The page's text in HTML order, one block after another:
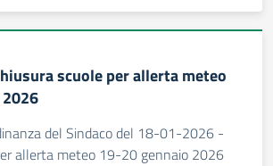
scuole per allerta meteo
del Sindaco del 18-01-2026 -
allerta meteo 19-20 gennaio 2026